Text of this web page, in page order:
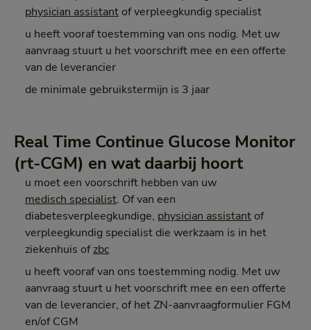
physician assistantof verpleegkundig specialist
u heeft vooraf toestemming van ons nodig. Met uw
aanvraag stuurt u het voorschrift mee en een offerte
van de leverancier
de minimale gebruikstermijn is 3 jaar
Real Time Continue Glucose Monitor
(rt-CGM) en wat daarbij hoort
u moet een voorschrift hebben van uw
medisch specialist. Of van een
diabetesverpleegkundige, physician assistantof
verpleegkundig specialist die werkzaam is in het
ziekenhuis ofzbc
u heeft vooraf van ons toestemming nodig. Met uw
aanvraag stuurt u het voorschrift mee en een offerte
van de leverancier, of het ZN-aanvraagformulier FGM
en/of CGM